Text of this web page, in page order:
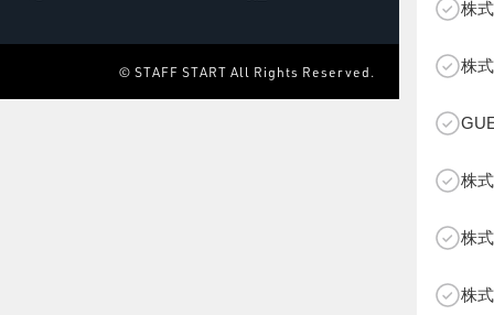
株
株
株
株
株
© STAFF START All Rights Reserved.